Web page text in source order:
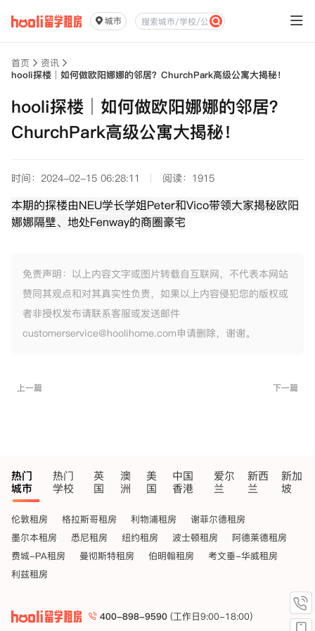
城市
首页
资讯
hooli探楼｜如何做欧阳娜娜的邻居？ChurchPark高级公寓大揭秘！
hooli探楼｜如何做欧阳娜娜的邻居？
ChurchPark高级公寓大揭秘！
时间：2024-02-15 06:28:11 阅读：1915
本期的探楼由NEU学长学姐Peter和Vico带领大家揭秘欧阳
娜娜隔壁、地处Fenway的商圈豪宅
免责声明：以上内容文字或图片转载自互联网，不代表本网站
赞同其观点和对其真实性负责，如果以上内容侵犯您的版权或
者非授权发布请联系客服或发送邮件
customerservice@hoolihome.com申请删除，谢谢。
上一篇 下一篇
热门
城市
热门
学校
英
国
澳
洲
美
国
中国
香港
爱尔
兰
新西
兰
新加
坡
伦敦租房 格拉斯哥租房 利物浦租房
谢菲尔德租房
墨尔本租房
悉尼租房 纽约租房 波士顿租房
阿德莱德租房
费城-PA租房
曼彻斯特租房 伯明翰租房
考文垂-华威租房
利兹租房
400-898-9590 (工作日9:00-18:00)